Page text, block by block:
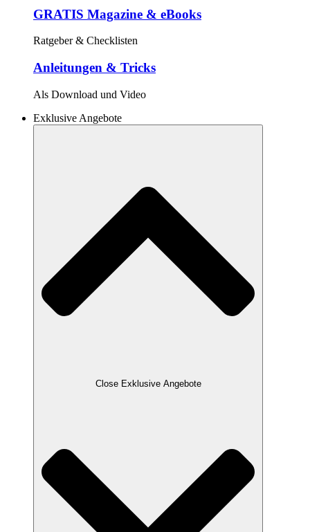
GRATIS Magazine & eBooks
Ratgeber & Checklisten
Anleitungen & Tricks
Als Download und Video
Exklusive Angebote
Close Exklusive Angebote